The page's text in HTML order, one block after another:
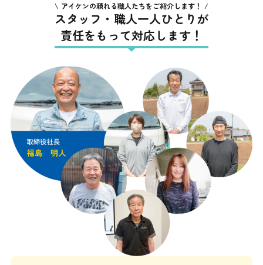
アイケンの頼れる職人たちをご紹介します！
スタッフ・職人一人ひとりが
責任をもって対応します！